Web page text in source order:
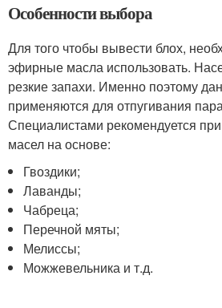
Особенности выбора
Для того чтобы вывести блох,
эфирные масла использовать.
резкие запахи. Именно поэтому
применяются для отпугивания
Специалистами рекомендуется
масел на основе:
Гвоздики;
Лаванды;
Чабреца;
Перечной мяты;
Мелиссы;
Можжевельника и т.д.